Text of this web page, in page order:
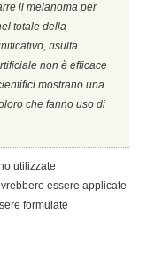
il melanoma per
totale della
risulta
non è efficace
mostrano una
che fanno uso di
utilizzate
essere applicate
formulate